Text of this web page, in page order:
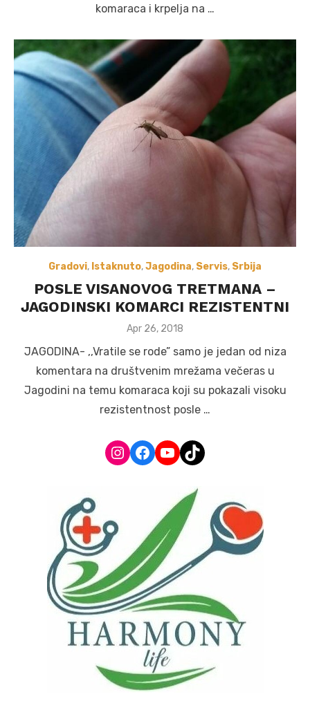
komaraca i krpelja na …
Gradovi, Istaknuto,Jagodina, Servis, Srbija
POSLE VISANOVOG TRETMANA –
JAGODINSKI KOMARCI REZISTENTNI
Posted
Apr 26, 2018
JAGODINA- ,,Vratile se rode” samo je jedan od niza
komentara na društvenim mrežama večeras u
Jagodini na temu komaraca koji su pokazali visoku
rezistentnost posle …
Instagram
Facebook
YouTube
TikTok